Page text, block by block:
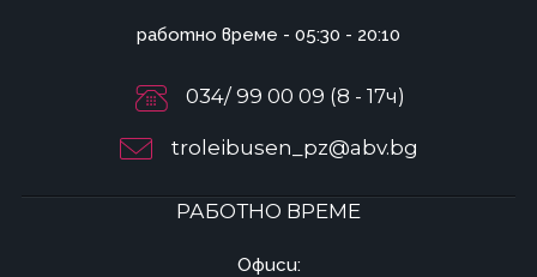
работно време - 05:30 - 20:10
034/ 99 00 09 (8 - 17ч)
troleibusen_pz@abv.bg
РАБОТНО ВРЕМЕ
Офиси: